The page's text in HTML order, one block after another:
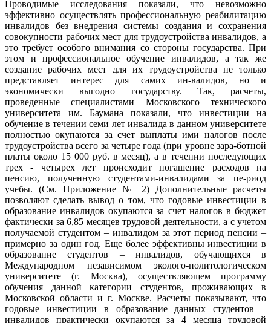
Проводимые исследования показали, что невозможно
эффективно осуществлять профессиональную реабилитацию
инвалидов без внедрения системы создания и сохранения
совокупности рабочих мест для трудоустройства инвалидов, а
это требует особого внимания со стороны государства. При
этом и профессиональное обучение инвалидов, а так же
создание рабочих мест для их трудоустройства не только
представляет интерес для самих ин-валидов, но и
экономически выгодно государству. Так, расчеты,
проведенные специалистами Московского технического
университета им. Баумана показали, что инвестиции на
обучение в течении семи лет инвалида в данном университете
полностью окупаются за счет выплаты ими налогов после
трудоустройства всего за четыре года (при уровне зара-ботной
платы около 15 000 руб. в месяц), а в течении последующих
трех - четырех лет происходит погашение расходов на
пенсию, полученную студентами-инвалидами за пе-риод
учебы. (См. Приложение № 2) Дополнительные расчеты
позволяют сделать вывод о том, что годовые инвестиции в
образование инвалидов окупаются за счет налогов в бюджет
фактически за 6,85 месяцев трудовой деятельности, а с учетом
получаемой студентом – инвалидом за этот период пенсии –
примерно за один год. Еще более эффективны инвестиции в
образование студентов – инвалидов, обучающихся в
Международном независимом эколого-политологическом
университете (г. Москва), осуществляющем программу
обучения данной категории студентов, проживающих в
Московской области и г. Москве. Расчеты показывают, что
годовые инвестиции в образование данных студентов –
инвалидов практически окупаются за 4 месяца трудовой